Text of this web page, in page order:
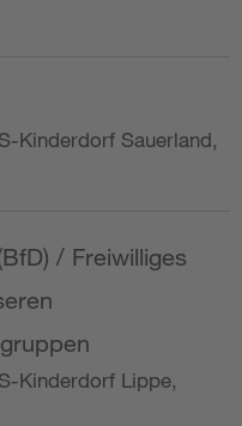
Kinderdorf Sauerland,
/ Freiwilliges
Kinderdorf Lippe,